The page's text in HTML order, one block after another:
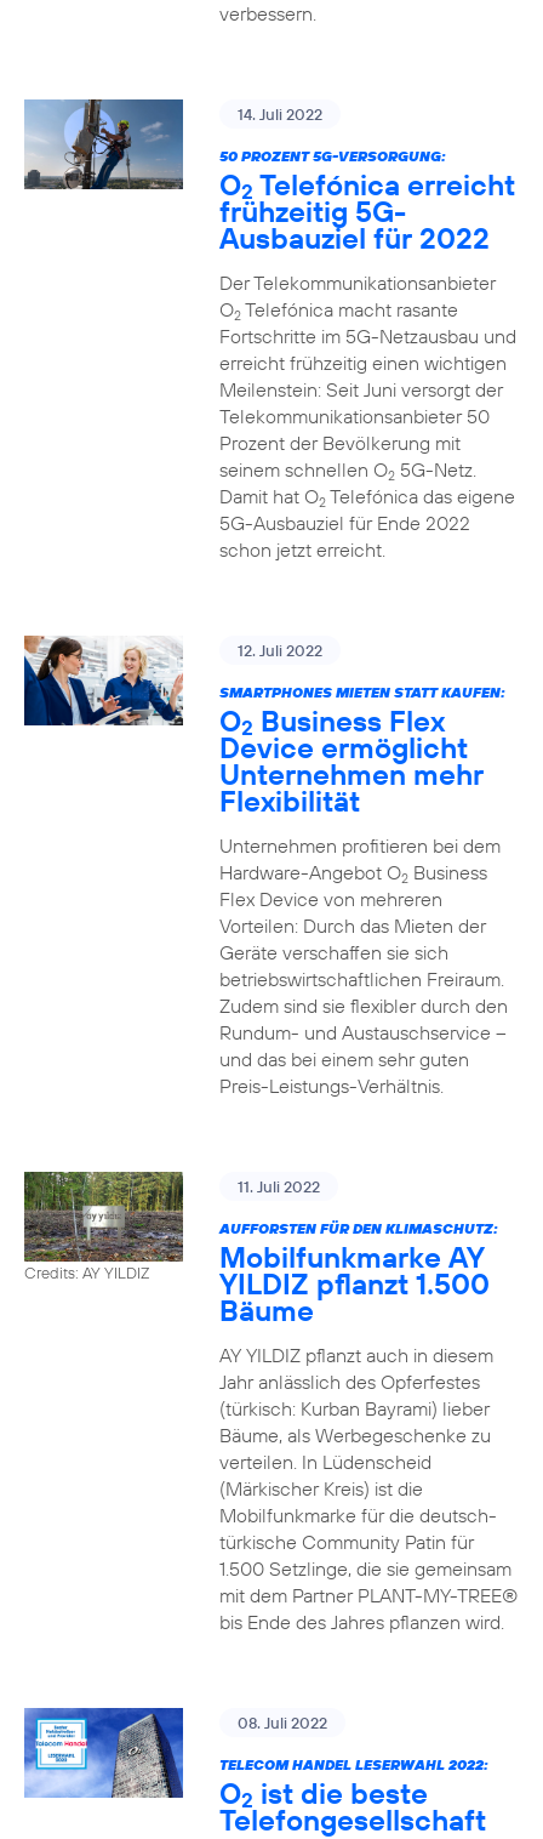
verbessern.
14. Juli 2022
50 PROZENT 5G-VERSORGUNG:
O2 Telefónica erreicht
frühzeitig 5G-
Ausbauziel für 2022
Der Telekommunikationsanbieter
O2Telefónica macht rasante
Fortschritte im 5G-Netzausbau und
erreicht frühzeitig einen wichtigen
Meilenstein: Seit Juni versorgt der
Telekommunikationsanbieter 50
Prozent der Bevölkerung mit
seinem schnellen O25G-Netz.
Damit hat O2Telefónica das eigene
5G-Ausbauziel für Ende 2022
schon jetzt erreicht.
12. Juli 2022
SMARTPHONES MIETEN STATT KAUFEN:
O2 Business Flex
Device ermöglicht
Unternehmen mehr
Flexibilität
Unternehmen profitieren bei dem
Hardware-Angebot O2Business
Flex Device von mehreren
Vorteilen: Durch das Mieten der
Geräte verschaffen sie sich
betriebswirtschaftlichen Freiraum.
Zudem sind sie flexibler durch den
Rundum- und Austauschservice –
und das bei einem sehr guten
Preis-Leistungs-Verhältnis.
Credits: AY YILDIZ
11. Juli 2022
AUFFORSTEN FÜR DEN KLIMASCHUTZ:
Mobilfunkmarke AY
YILDIZ pflanzt 1.500
Bäume
AY YILDIZ pflanzt auch in diesem
Jahr anlässlich des Opferfestes
(türkisch: Kurban Bayrami) lieber
Bäume, als Werbegeschenke zu
verteilen. In Lüdenscheid
(Märkischer Kreis) ist die
Mobilfunkmarke für die deutsch-
türkische Community Patin für
1.500 Setzlinge, die sie gemeinsam
mit dem Partner PLANT-MY-TREE®
bis Ende des Jahres pflanzen wird.
08. Juli 2022
TELECOM HANDEL LESERWAHL 2022:
O2 ist die beste
Telefongesellschaft